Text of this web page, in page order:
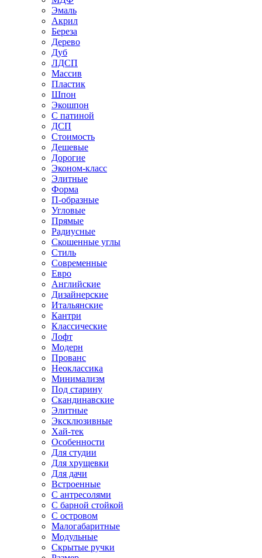
Эмаль
Акрил
Береза
Дерево
Дуб
ЛДСП
Массив
Пластик
Шпон
Экошпон
С патиной
ДСП
Стоимость
Дешевые
Дорогие
Эконом-класс
Элитные
Форма
П-образные
Угловые
Прямые
Радиусные
Скошенные углы
Стиль
Современные
Евро
Английские
Дизайнерские
Итальянские
Кантри
Классические
Лофт
Модерн
Прованс
Неоклассика
Минимализм
Под старину
Скандинавские
Элитные
Эксклюзивные
Хай-тек
Особенности
Для студии
Для хрущевки
Для дачи
Встроенные
С антресолями
С барной стойкой
С островом
Малогабаритные
Модульные
Скрытые ручки